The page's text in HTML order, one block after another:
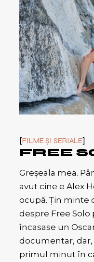
FILME ȘI SERIALE
FREE
Greșeala mea.
avut cine e Alex
ocupă. Țin minte
despre Free Solo
încasase un
documentar, dar,
primul minut în